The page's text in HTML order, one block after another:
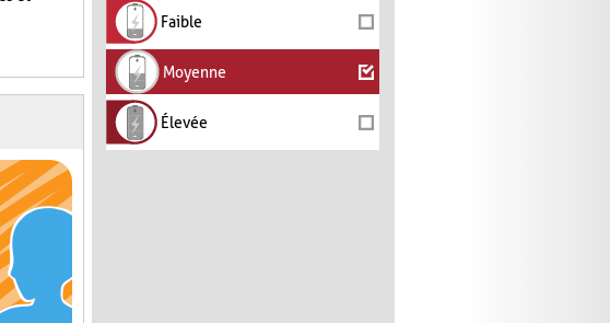
Faible
Moyenne
Élevée